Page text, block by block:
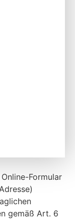
Formular
gemäß Art. 6